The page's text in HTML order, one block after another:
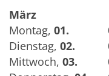
März
Montag, 01.
Dienstag, 02.
Mittwoch, 03.